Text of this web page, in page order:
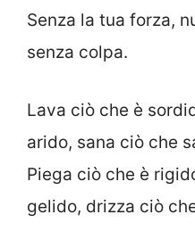
Senza la tua forza,
senza colpa.
Lava ciò che è
arido, sana ciò che
Piega ciò che è
gelido, drizza ciò